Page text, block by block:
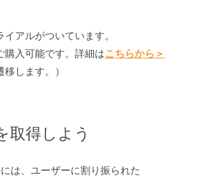
アルがついています。
入可能です。詳細はこちらから＞
移します。）
取得しよう
は、ユーザーに割り振られた